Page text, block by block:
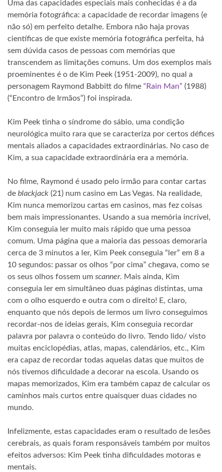
Uma das capacidades especiais mais conhecidas é a da
memória fotográfica: a capacidade de recordar imagens (e
não só) em perfeito detalhe. Embora não haja provas
científicas de que existe memória fotográfica perfeita, há
sem dúvida casos de pessoas com memórias que
transcendem as limitações comuns. Um dos exemplos mais
proeminentes é o de Kim Peek (1951-2009), no qual a
personagem Raymond Babbitt do filme “Rain Man” (1988)
(“Encontro de Irmãos”) foi inspirada.
Kim Peek tinha o síndrome do sábio, uma condição
neurológica muito rara que se caracteriza por certos défices
mentais aliados a capacidades extraordinárias. No caso de
Kim, a sua capacidade extraordinária era a memória.
No filme, Raymond é usado pelo irmão para contar cartas
de blackjack (21) num casino em Las Vegas. Na realidade,
Kim nunca memorizou cartas em casinos, mas fez coisas
bem mais impressionantes. Usando a sua memória incrível,
Kim conseguia ler muito mais rápido que uma pessoa
comum. Uma página que a maioria das pessoas demoraria
cerca de 3 minutos a ler, Kim Peek conseguia “ler” em 8 a
10 segundos: passar os olhos “por cima” chegava, como se
os seus olhos fossem um scanner. Mais ainda, Kim
conseguia ler em simultâneo duas páginas distintas, uma
com o olho esquerdo e outra com o direito! E, claro,
enquanto que nós depois de lermos um livro conseguimos
recordar-nos de ideias gerais, Kim conseguia recordar
palavra por palavra o conteúdo do livro. Tendo lido/ visto
muitas enciclopédias, atlas, mapas, calendários, etc., Kim
era capaz de recordar todas aquelas datas que muitos de
nós tivemos dificuldade a decorar na escola. Usando os
mapas memorizados, Kim era também capaz de calcular os
caminhos mais curtos entre quaisquer duas cidades no
mundo.
Infelizmente, estas capacidades eram o resultado de lesões
cerebrais, as quais foram responsáveis também por muitos
efeitos adversos: Kim Peek tinha dificuldades motoras e
mentais.